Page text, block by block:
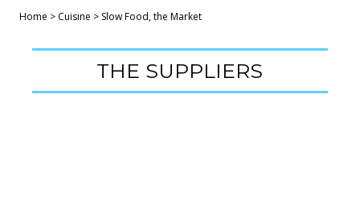
Home > Cuisine > Slow Food, the Market
THE SUPPLIERS